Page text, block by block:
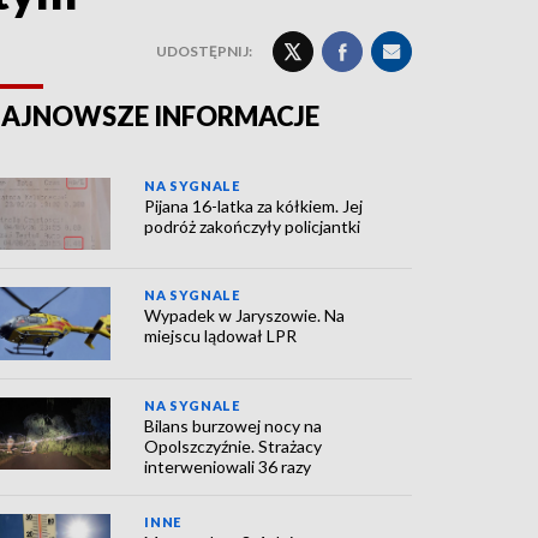
UDOSTĘPNIJ:
INFORMACJE
NA SYGNALE
Pijana 16-latka za kółkiem. Jej
podróż zakończyły policjantki
NA SYGNALE
Wypadek w Jaryszowie. Na
miejscu lądował LPR
NA SYGNALE
Bilans burzowej nocy na
Opolszczyźnie. Strażacy
interweniowali 36 razy
INNE